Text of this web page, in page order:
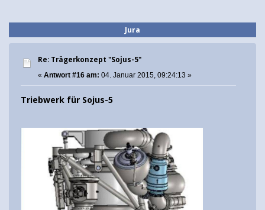
Jura
Re: Trägerkonzept "Sojus-5"
« Antwort #16 am: 04. Januar 2015, 09:24:13 »
Triebwerk für Sojus-5